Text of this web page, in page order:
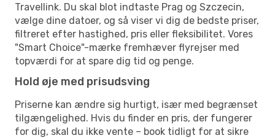
Travellink. Du skal blot indtaste Prag og Szczecin,
vælge dine datoer, og så viser vi dig de bedste priser,
filtreret efter hastighed, pris eller fleksibilitet. Vores
"Smart Choice"-mærke fremhæver flyrejser med
topværdi for at spare dig tid og penge.
Hold øje med prisudsving
Priserne kan ændre sig hurtigt, især med begrænset
tilgængelighed. Hvis du finder en pris, der fungerer
for dig, skal du ikke vente – book tidligt for at sikre